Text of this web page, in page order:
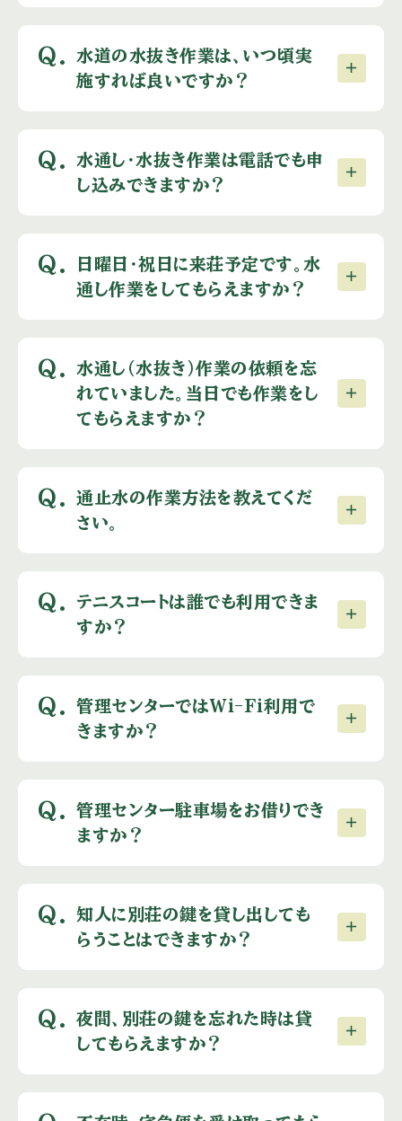
Q.
水道の水抜き作業は、いつ頃実
施すれば良いですか？
Q.
水通し・水抜き作業は電話でも申
し込みできますか？
Q.
日曜日・祝日に来荘予定です。水
通し作業をしてもらえますか？
Q.
水通し（水抜き）作業の依頼を忘
れていました。当日でも作業をし
てもらえますか？
Q.
通止水の作業方法を教えてくだ
さい。
Q.
テニスコートは誰でも利用できま
すか？
Q.
管理センターではWi-Fi利用で
きますか？
Q.
管理センター駐車場をお借りでき
ますか？
Q.
知人に別荘の鍵を貸し出しても
らうことはできますか？
Q.
夜間、別荘の鍵を忘れた時は貸
してもらえますか？